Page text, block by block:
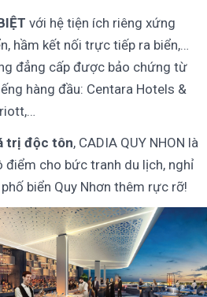
với hệ tiện ích riêng xứng
hầm kết nối trực tiếp ra biển,…
đẳng cấp được bảo chứng từ
hàng đầu: Centara Hotels &
trị độc tôn, CADIA QUY NHON là
điểm cho bức tranh du lịch, nghỉ
biển Quy Nhơn thêm rực rỡ!